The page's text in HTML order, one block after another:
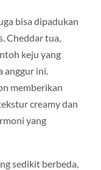
bisa dipadukan
Cheddar tua,
keju yang
anggur ini.
memberikan
creamy dan
yang
sedikit berbeda,